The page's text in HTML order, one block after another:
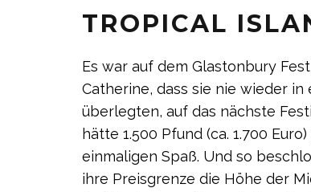
TROPICAL
Es war auf dem Glastonbury
Catherine, dass sie nie wieder
überlegten, auf das nächste
hätte 1.500 Pfund (ca. 1.700
einmaligen Spaß. Und so
ihre Preisgrenze die Höhe der